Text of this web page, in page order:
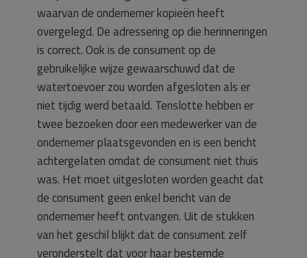
waarvan de ondernemer kopieën heeft
overgelegd. De adressering op die herinneringen
is correct. Ook is de consument op de
gebruikelijke wijze gewaarschuwd dat de
watertoevoer zou worden afgesloten als er
niet tijdig werd betaald. Tenslotte hebben er
twee bezoeken door een medewerker van de
ondernemer plaatsgevonden en is een bericht
achtergelaten omdat de consument niet thuis
was. Het moet uitgesloten worden geacht dat
de consument geen enkel bericht van de
ondernemer heeft ontvangen. Uit de stukken
van het geschil blijkt dat de consument zelf
veronderstelt dat voor haar bestemde